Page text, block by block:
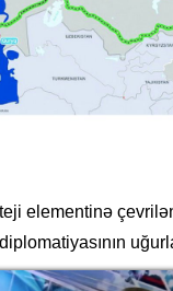
elementinə